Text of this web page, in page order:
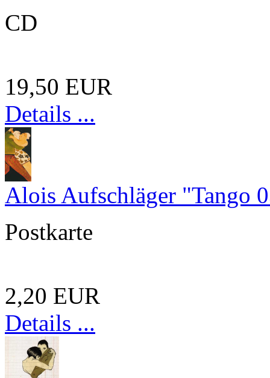
CD
19,50 EUR
Details ...
Alois Aufschläger "Tango
Postkarte
2,20 EUR
Details ...